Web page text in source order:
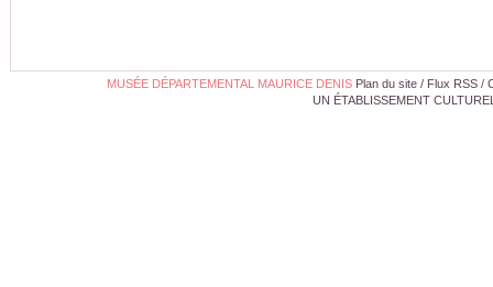
MUSÉE DÉPARTEMENTAL MAURICE DENIS Plan du site / Flux RSS /
UN ÉTABLISSEMENT